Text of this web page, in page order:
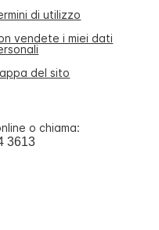
di utilizzo
vendete i miei dati
del sito
o chiama:
3613